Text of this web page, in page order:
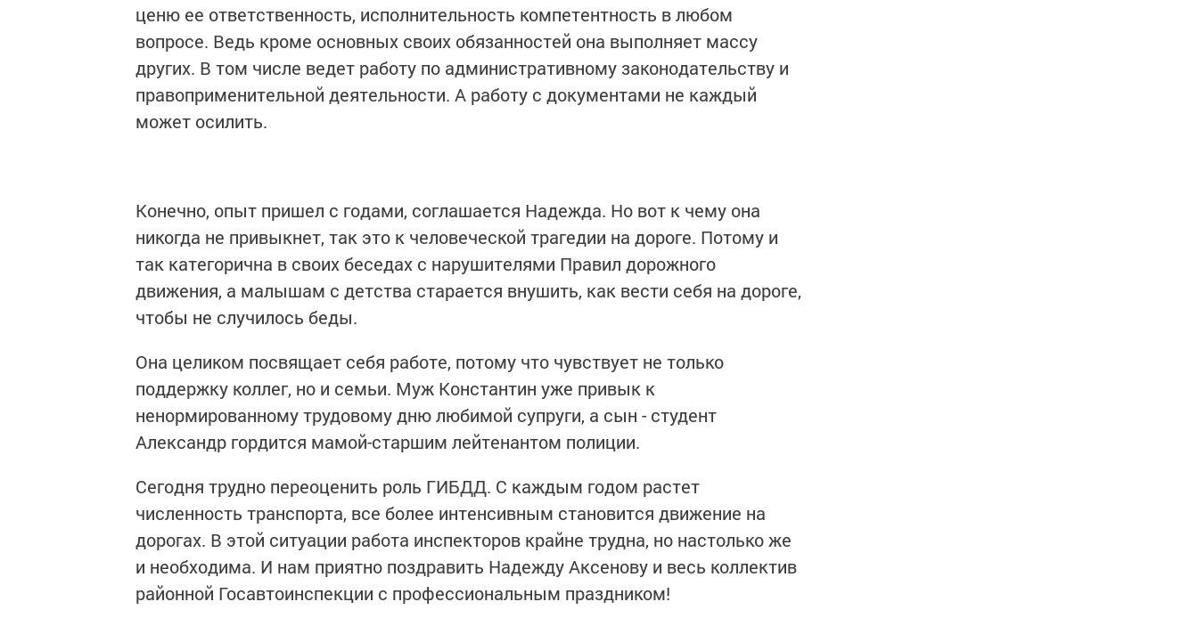
ценю ее ответственность, исполнительность компетентность в любом
вопросе. Ведь кроме основных своих обязанностей она выполняет массу
других. В том числе ведет работу по административному законодательству и
правоприменительной деятельности. А работу с документами не каждый
может осилить.
Конечно, опыт пришел с годами, соглашается Надежда. Но вот к чему она
никогда не привыкнет, так это к человеческой трагедии на дороге. Потому и
так категорична в своих беседах с нарушителями Правил дорожного
движения, а малышам с детства старается внушить, как вести себя на дороге,
чтобы не случилось беды.
Она целиком посвящает себя работе, потому что чувствует не только
поддержку коллег, но и семьи. Муж Константин уже привык к
ненормированному трудовому дню любимой супруги, а сын - студент
Александр гордится мамой-старшим лейтенантом полиции.
Сегодня трудно переоценить роль ГИБДД. С каждым годом растет
численность транспорта, все более интенсивным становится движение на
дорогах. В этой ситуации работа инспекторов крайне трудна, но настолько же
и необходима. И нам приятно поздравить Надежду Аксенову и весь коллектив
районной Госавтоинспекции с профессиональным праздником!